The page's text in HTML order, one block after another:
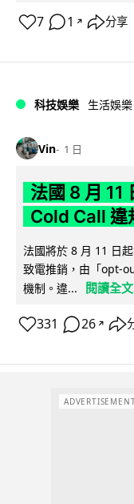
7 1 ↗ 分享
科技娛樂 生活娛樂
Vin 1 日
法國 8 月 11
Cold Call 違
法國將於 8 月 11 日
致電推銷，由「opt-
機制。違...
閱讀全文
331 26 ↗